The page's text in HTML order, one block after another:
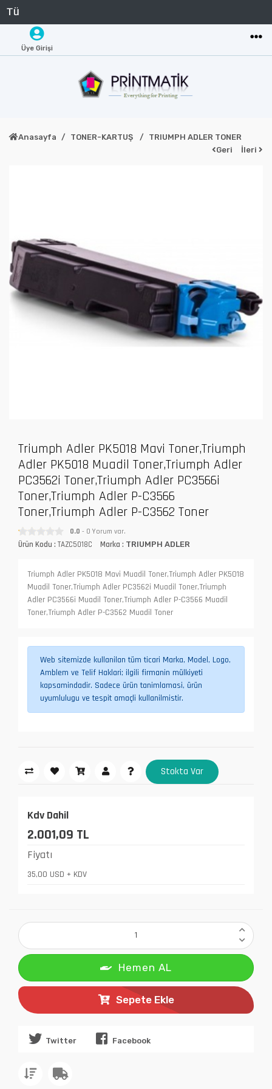
Üye Girişi
Anasayfa TONER-KARTUŞ
TRIUMPH ADLER TONER
Geri
İleri
Triumph Adler PK5018 Mavi Toner,Triumph
Adler PK5018 Muadil Toner,Triumph Adler
PC3562i Toner,Triumph Adler PC3566i
Toner,Triumph Adler P-C3566
Toner,Triumph Adler P-C3562 Toner
0.0 - 0 Yorum var.
Ürün Kodu : TAZC5018C Marka : TRIUMPH ADLER
Triumph Adler PK5018 Mavi Muadil Toner,Triumph Adler PK5018
Muadil Toner,Triumph Adler PC3562i Muadil Toner,Triumph
Adler PC3566i Muadil Toner,Triumph Adler P-C3566 Muadil
Toner,Triumph Adler P-C3562 Muadil Toner
Web sitemizde kullanilan tüm ticari Marka, Model, Logo,
Amblem ve Telif Haklari; ilgili firmanin mülkiyeti
kapsamindadir. Sadece ürün tanimlamasi, ürün
uyumlulugu ve tespit amaçli kullanilmistir.
Stokta Var
Kdv Dahil
2.001,09 TL
Fiyatı
35,00 USD + KDV
Hemen AL
Sepete Ekle
Twitter Facebook